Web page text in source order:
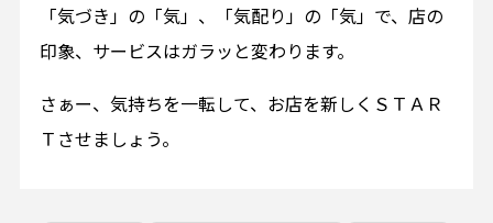
「気づき」の「気」、「気配り」の「気」で、店の
印象、サービスはガラッと変わります。
さぁー、気持ちを一転して、お店を新しくＳＴＡＲ
Ｔさせましょう。